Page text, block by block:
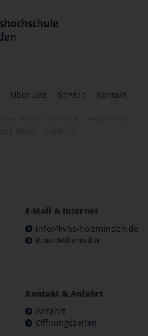
Über uns Service Kontakt
E-Mail & Internet
info@kvhs-holzminden.de
Kontaktformular
Kontakt & Anfahrt
Anfahrt
Öffnungszeiten